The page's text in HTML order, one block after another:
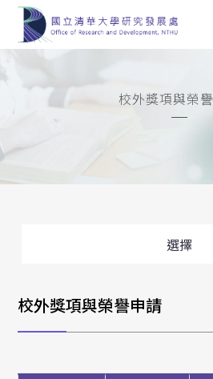
校外獎項與榮
選擇
校外學術榮譽
校外獎項與榮譽申請